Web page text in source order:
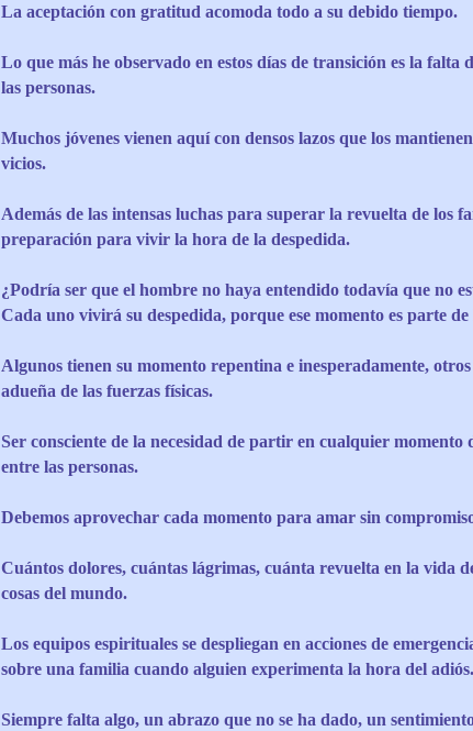
La aceptación con gratitud acomoda todo a su debido tiempo.
Lo que más he observado en estos días de transición es la falta
las personas.
Muchos jóvenes vienen aquí con densos lazos que los
vicios.
Además de las intensas luchas para superar la revuelta de los
preparación para vivir la hora de la despedida.
¿Podría ser que el hombre no haya entendido todavía que no
Cada uno vivirá su despedida, porque ese momento es parte
Algunos tienen su momento repentina e inesperadamente,
adueña de las fuerzas físicas.
Ser consciente de la necesidad de partir en cualquier
entre las personas.
Debemos aprovechar cada momento para amar sin
Cuántos dolores, cuántas lágrimas, cuánta revuelta en la vida
cosas del mundo.
Los equipos espirituales se despliegan en acciones de
sobre una familia cuando alguien experimenta la hora del adiós.
Siempre falta algo, un abrazo que no se ha dado, un